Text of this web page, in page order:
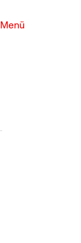
Menü